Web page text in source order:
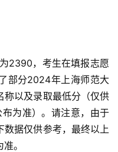
部分2024年上海师范大
称以及录取最低分（仅供
为准）。请注意，由于
数据仅供参考，最终以上
。